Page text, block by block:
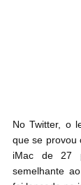
No Twitter, o
que se provou
iMac de 27
semelhante